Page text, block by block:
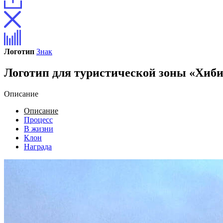
Логотип Знак
Логотип для туристической зоны
Описание
Описание
Процесс
В жизни
Клон
Награда